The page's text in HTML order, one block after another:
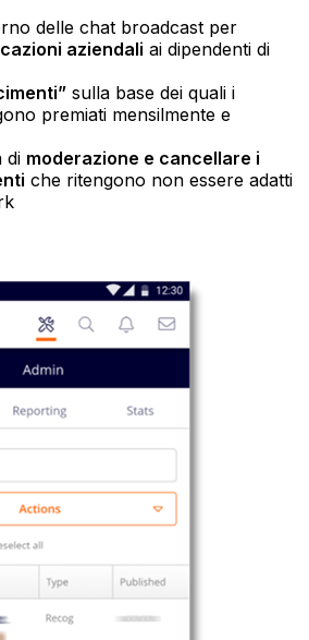
delle chat broadcast per
aziendali ai dipendenti di
sulla base dei quali i
premiati mensilmente e
di moderazione e cancellare i
che ritengono non essere adatti